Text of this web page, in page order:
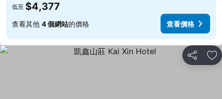
低至 $4,377
查看其他 4 個網站的價格 查看價格
分享 加